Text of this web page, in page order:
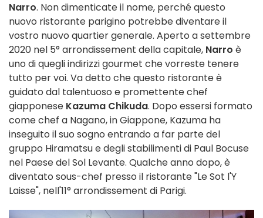
Narro. Non dimenticate il nome, perché questo
nuovo ristorante parigino potrebbe diventare il
vostro nuovo quartier generale. Aperto a settembre
2020 nel 5° arrondissement della capitale, Narro è
uno di quegli indirizzi gourmet che vorreste tenere
tutto per voi. Va detto che questo ristorante è
guidato dal talentuoso e promettente chef
giapponese Kazuma Chikuda. Dopo essersi formato
come chef a Nagano, in Giappone, Kazuma ha
inseguito il suo sogno entrando a far parte del
gruppo Hiramatsu e degli stabilimenti di Paul Bocuse
nel Paese del Sol Levante. Qualche anno dopo, è
diventato sous-chef presso il ristorante "Le Sot l'Y
Laisse", nell'11° arrondissement di Parigi.